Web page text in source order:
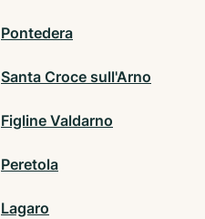
Pontedera
Santa Croce sull'Arno
Figline Valdarno
Peretola
Lagaro